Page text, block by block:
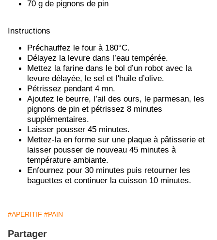
70 g de pignons de pin
Instructions
Préchauffez le four à 180°C.
Délayez la levure dans l’eau tempérée.
Mettez la farine dans le bol d’un robot avec la
levure délayée, le sel et l'huile d’olive.
Pétrissez pendant 4 mn.
Ajoutez le beurre, l’ail des ours, le parmesan, les
pignons de pin et pétrissez 8 minutes
supplémentaires.
Laisser pousser 45 minutes.
Mettez-la en forme sur une plaque à pâtisserie et
laisser pousser de nouveau 45 minutes à
température ambiante.
Enfournez pour 30 minutes puis retourner les
baguettes et continuer la cuisson 10 minutes.
#APERITIF #PAIN
Partager